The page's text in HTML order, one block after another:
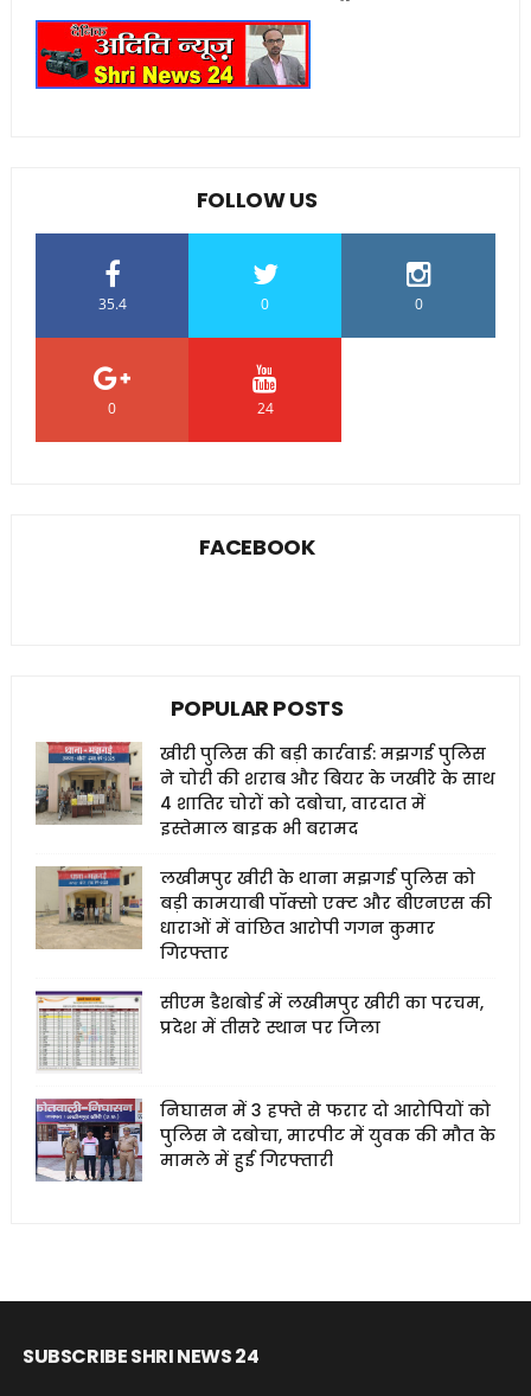
FOLLOW US
35.4 0 0
0 24
FACEBOOK
POPULAR POSTS
खीरी पुलिस की बड़ी कार्रवाई: मझगई पुलिस
ने चोरी की शराब और बियर के जखीरे के साथ
4 शातिर चोरों को दबोचा, वारदात में
इस्तेमाल बाइक भी बरामद
लखीमपुर खीरी के थाना मझगई पुलिस को
बड़ी कामयाबी पॉक्सो एक्ट और बीएनएस की
धाराओं में वांछित आरोपी गगन कुमार
गिरफ्तार
सीएम डैशबोर्ड में लखीमपुर खीरी का परचम,
प्रदेश में तीसरे स्थान पर जिला
निघासन में 3 हफ्ते से फरार दो आरोपियों को
पुलिस ने दबोचा, मारपीट में युवक की मौत के
मामले में हुई गिरफ्तारी
SUBSCRIBE SHRI NEWS 24